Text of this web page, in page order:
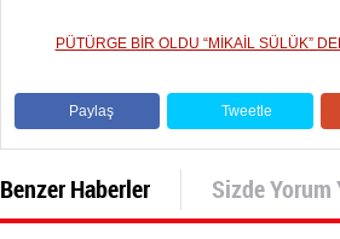
PÜTÜRGE BİR OLDU “MİKAİL SÜLÜK”
Paylaş Tweetle
Benzer Haberler Sizde Yorum